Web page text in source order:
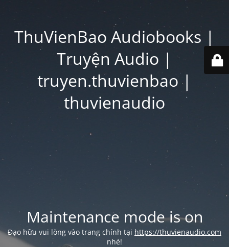
ThuVienBao Audiobooks |
Truyện Audio |
truyen.thuvienbao |
thuvienaudio
Maintenance mode is on
Đạo hữu vui lòng vào trang chính tại https://thuvienaudio.com
nhé!